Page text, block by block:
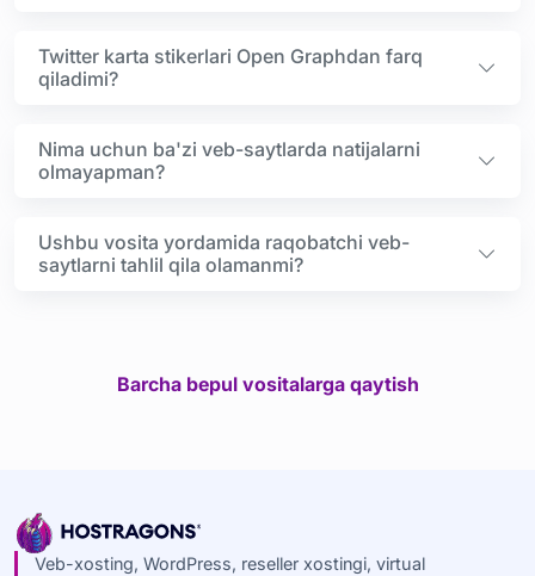
Twitter karta stikerlari Open Graphdan farq
qiladimi?
Nima uchun ba'zi veb-saytlarda natijalarni
olmayapman?
Ushbu vosita yordamida raqobatchi veb-
saytlarni tahlil qila olamanmi?
Barcha bepul vositalarga qaytish
Veb-xosting, WordPress, reseller xostingi, virtual